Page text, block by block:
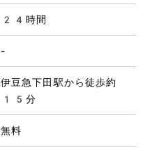
24時間
-
伊豆急下田駅から徒歩約
15分
無料